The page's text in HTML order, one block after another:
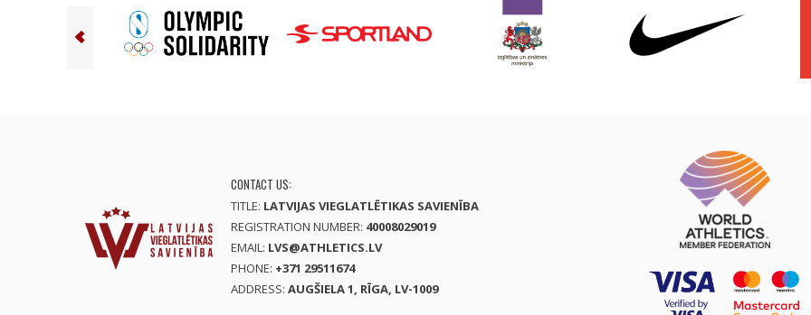
CONTACT US:
TITLE: LATVIJAS VIEGLATLĒTIKAS SAVIENĪBA
REGISTRATION NUMBER: 40008029019
EMAIL: LVS@ATHLETICS.LV
PHONE: +371 29511674
ADDRESS: AUGŠIELA 1, RĪGA, LV-1009